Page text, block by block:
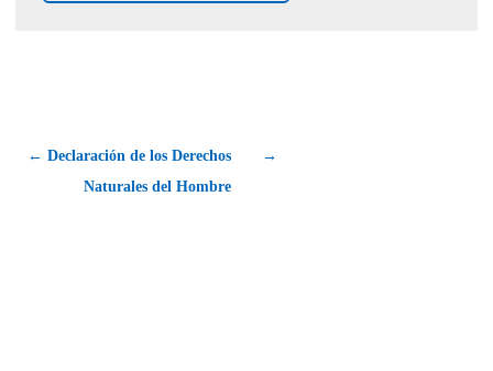
← Declaración de los Derechos
Naturales del Hombre
→